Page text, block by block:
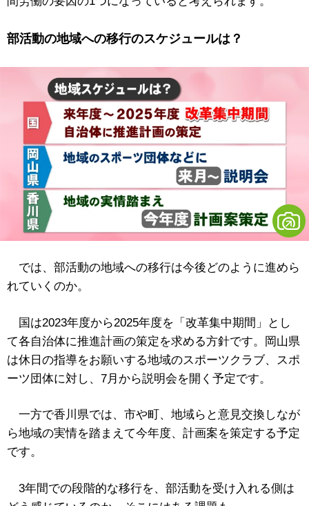
部活動の地域への移行のスケジュールは？
では、部活動の地域への移行は今後どのように進めら
れていくのか。
国は2023年度から2025年度を「改革集中期間」とし
て各自治体に推進計画の策定を求める方針です。岡山県
は休日の指導をお願いする地域のスポーツクラブ、スポ
ーツ団体に対し、7月から説明会を開く予定です。
一方で香川県では、市や町、地域らと意見交換しなが
ら地域の実情を踏まえて今年度、計画案を策定する予定
です。
3年間での段階的な移行を、部活動を受け入れる側は